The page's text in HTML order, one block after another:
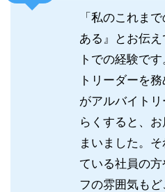
「私のこれま
ある』とお伝
トでの経験で
トリーダーを
がアルバイト
らくすると、
まいました。
ている社員の
フの雰囲気も